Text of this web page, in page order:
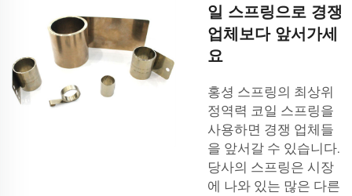
일 스프링으로 경쟁
업체보다 앞서가세
요
홍셩 스프링의 최상위
정역력 코일 스프링을
사용하면 경쟁 업체들
을 앞서갈 수 있습니다.
당사의 스프링은 시장
에 나와 있는 많은 다른